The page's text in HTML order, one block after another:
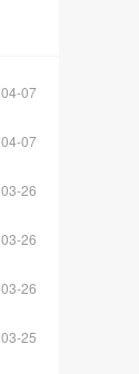
04-07
04-07
03-26
03-26
03-26
03-25